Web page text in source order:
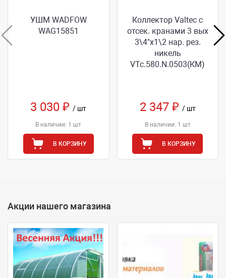
УШМ WADFOW
WAG15851
3 030 ₽/ шт
В наличии: 1 шт
В КОРЗИНУ
Коллектор Valtec с
отсек. кранами 3 вых
3\4"х1\2 нар. рез.
никель
VТс.580.N.0503(КМ)
2 347 ₽ / шт
В наличии: 1 шт
В КОРЗИНУ
Акции нашего магазина